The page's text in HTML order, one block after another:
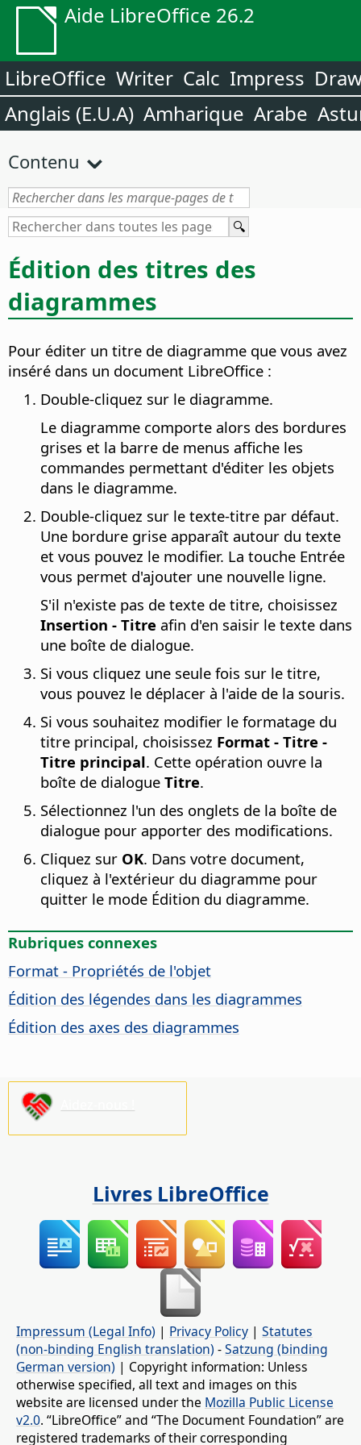
Aide LibreOffice 26.2
LibreOffice Writer Calc Impress
Anglais (E.U.A) Amharique Arabe
Contenu
Édition des titres des
diagrammes
Pour éditer un titre de diagramme que vous avez
inséré dans un document LibreOffice :
Double-cliquez sur le diagramme.
Le diagramme comporte alors des bordures
grises et la barre de menus affiche les
commandes permettant d'éditer les objets
dans le diagramme.
Double-cliquez sur le texte-titre par défaut.
Une bordure grise apparaît autour du texte
et vous pouvez le modifier. La touche Entrée
vous permet d'ajouter une nouvelle ligne.
S'il n'existe pas de texte de titre, choisissez
Insertion - Titre afin d'en saisir le texte dans
une boîte de dialogue.
Si vous cliquez une seule fois sur le titre,
vous pouvez le déplacer à l'aide de la souris.
Si vous souhaitez modifier le formatage du
titre principal, choisissez Format - Titre -
Titre principal. Cette opération ouvre la
boîte de dialogue Titre.
Sélectionnez l'un des onglets de la boîte de
dialogue pour apporter des modifications.
Cliquez sur OK. Dans votre document,
cliquez à l'extérieur du diagramme pour
quitter le mode Édition du diagramme.
Rubriques connexes
Format - Propriétés de l'objet
Édition des légendes dans les diagrammes
Édition des axes des diagrammes
Livres LibreOffice
Impressum (Legal Info) | Privacy Policy | Statutes
(non-binding English translation) -Satzung (binding
German version) | Copyright information: Unless
otherwise specified, all text and images on this
website are licensed under the Mozilla Public License
v2.0. “LibreOffice” and “The Document Foundation” are
registered trademarks of their corresponding